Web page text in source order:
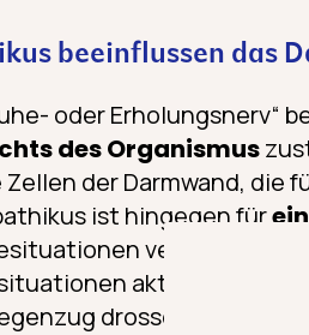
beeinflussen das
oder Erholungsnerv“
des Organismus
der Darmwand, die
ist hingegen für
verantwortlich:
aktiviert und
drosselt er die